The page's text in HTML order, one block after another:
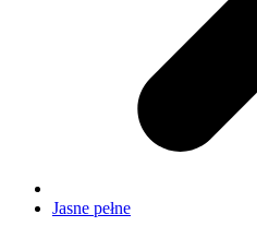
Jasne pełne